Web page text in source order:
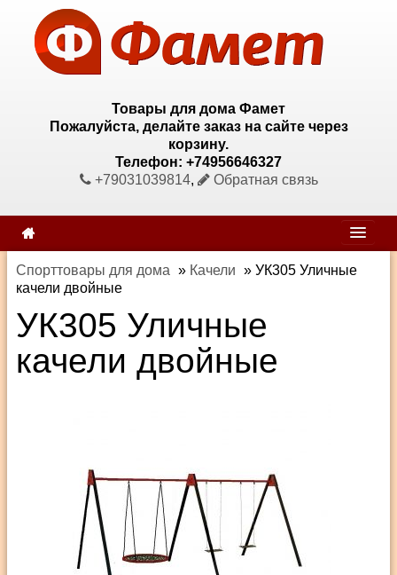
Товары для дома Фамет
Пожалуйста, делайте заказ на сайте через
корзину.
Телефон: +74956646327
+79031039814, Обратная связь
Спорттовары для дома » Качели » УК305 Уличные
качели двойные
УК305 Уличные
качели двойные